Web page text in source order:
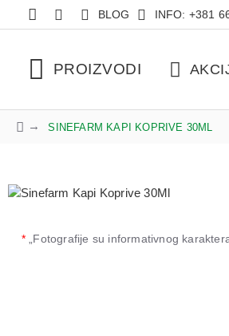
BLOG INFO: +381
PROIZVODI
SINEFARM KAPI KOPRIVE 30ML
*„Fotografije su informativnog